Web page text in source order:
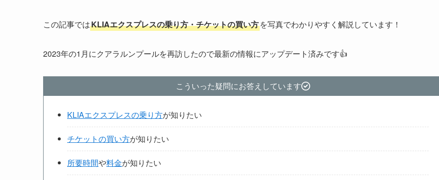
この記事ではKLIAエクスプレスの乗り方・チケットの買い方を写真でわかりやすく解説しています！
2023年の1月にクアラルンプールを再訪したので最新の情報にアップデート済みです👍
こういった疑問にお答えしています
KLIAエクスプレスの乗り方が知りたい
チケットの買い方が知りたい
所要時間や料金が知りたい